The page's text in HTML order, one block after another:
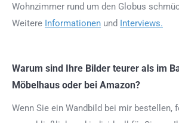
Wohnzimmer rund um den Globus
Weitere Informationen und Interviews.
Warum sind Ihre Bilder teurer als im
Möbelhaus oder bei Amazon?
Wenn Sie ein Wandbild bei mir bestellen,